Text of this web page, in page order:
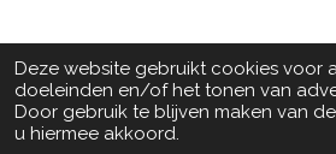
Deze website gebruikt cookies voor
doeleinden en/of het tonen van
Door gebruik te blijven maken van
u hiermee akkoord.